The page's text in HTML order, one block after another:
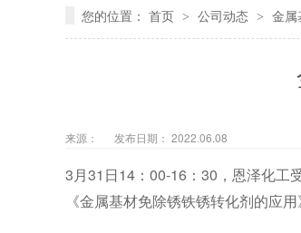
您的位置： 首页 > 公司动态 > 金属
来源： 发布日期： 2022.06.08
3月31 日 14：00-16：30，恩泽化工
《金属基材免除锈铁锈转化剂的应